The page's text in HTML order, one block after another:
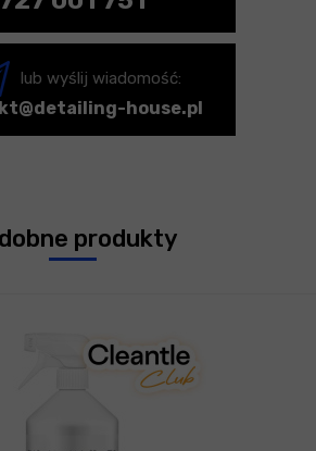
lub wyślij wiadomość:
house.pl
produkty